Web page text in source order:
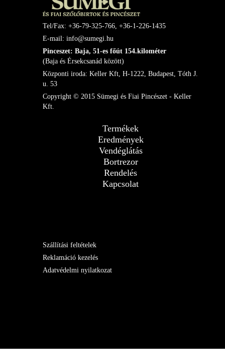
Tel/Fax: +36-79-325-766, +36-1-226-1435
E-mail: info@sumegi.hu
Pinceszet: Baja, 51-es főút 154.kilométer
(Baja és Érsekcsanád között)
Központi iroda: Keller Kft, H-1222, Budapest, Tóth J.
u. 53
Copyright © 2015 Sümegi és Fiai Pincészet - Keller
Kft.
Termékek
Eredmények
Vendéglátás
Bortrezor
Rendelés
Kapcsolat
Szállítási feltételek
Reklamáció kezelés
Adatvédelmi nyilatkozat